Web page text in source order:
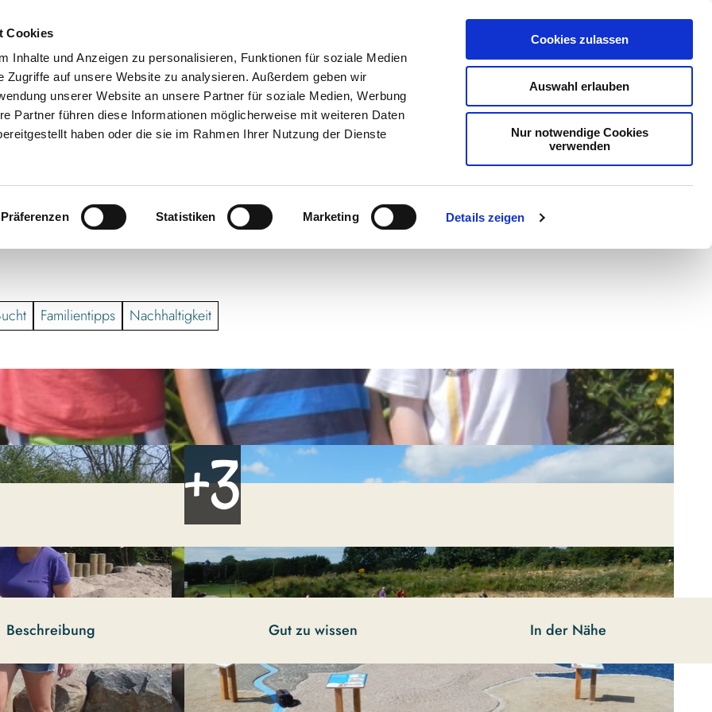
Cookies
Inhalte und Anzeigen zu personalisieren, Funktionen für soziale Medien
Zugriffe auf unsere Website zu analysieren. Außerdem geben wir
unserer Website an unsere Partner für soziale Medien, Werbung
Partner führen diese Informationen möglicherweise mit weiteren Daten
haben oder die sie im Rahmen Ihrer Nutzung der Dienste
Präferenzen Statistiken Marketing Details zeigen
Cookies zulassen
Auswahl erlauben
Nur notwendige Cookies
verwenden
Familientipps Nachhaltigkeit
Beschreibung Gut zu wissen In der Nähe